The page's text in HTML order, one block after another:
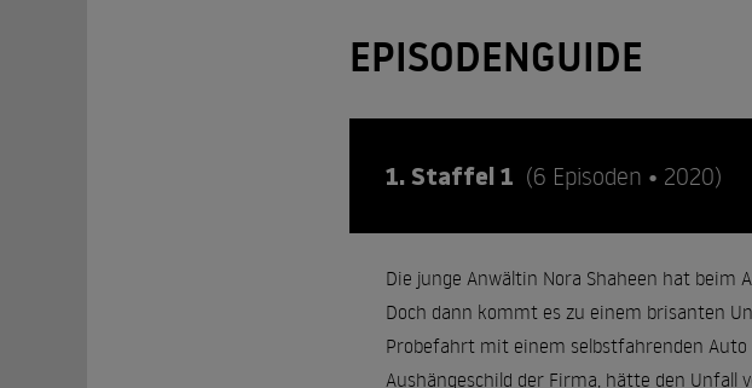
EPISODENGUIDE
1. Staffel 1 (6 Episoden • 2020)
Die junge Anwältin Nora Shaheen hat
Doch dann kommt es zu einem brisanten
Probefahrt mit einem selbstfahrenden
Aushängeschild der Firma, hätte den Unfall